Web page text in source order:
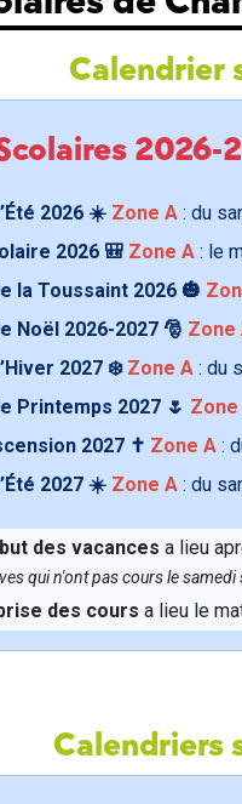
Calendrier
2026-
2026 ☀️ Zone A: du
2026 🎒 Zone A: le
la Toussaint 2026 🎃
Noël 2026-2027 🎅 Zone
2027 ❄️ Zone A: du
Printemps 2027 🌷 Zone
2027 ✝️ Zone A:
2027 ☀️ Zone A: du
des vacances a lieu
qui n'ont pas cours le
des cours a lieu le
Calendriers